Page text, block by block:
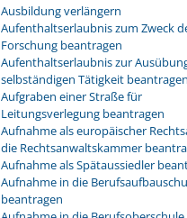
Ausbildung verlängern
Aufenthaltserlaubnis zum Zweck
Forschung beantragen
Aufenthaltserlaubnis zur
selbständigen Tätigkeit beantragen
Aufgraben einer Straße für
Leitungsverlegung beantragen
Aufnahme als europäischer
die Rechtsanwaltskammer
Aufnahme als Spätaussiedler
Aufnahme in die
beantragen